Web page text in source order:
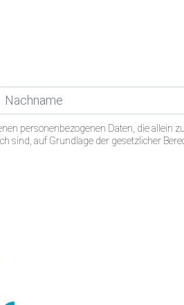
personenbezogenen Daten, die allein
sind, auf Grundlage der gesetzlicher